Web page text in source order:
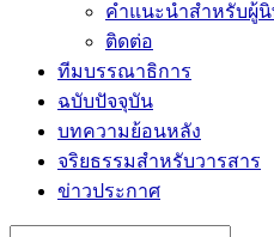
คำแนะนำสำหรับผู้
ติดต่อ
ทีมบรรณาธิการ
ฉบับปัจจุบัน
บทความย้อนหลัง
จริยธรรมสำหรับวารสาร
ข่าวประกาศ